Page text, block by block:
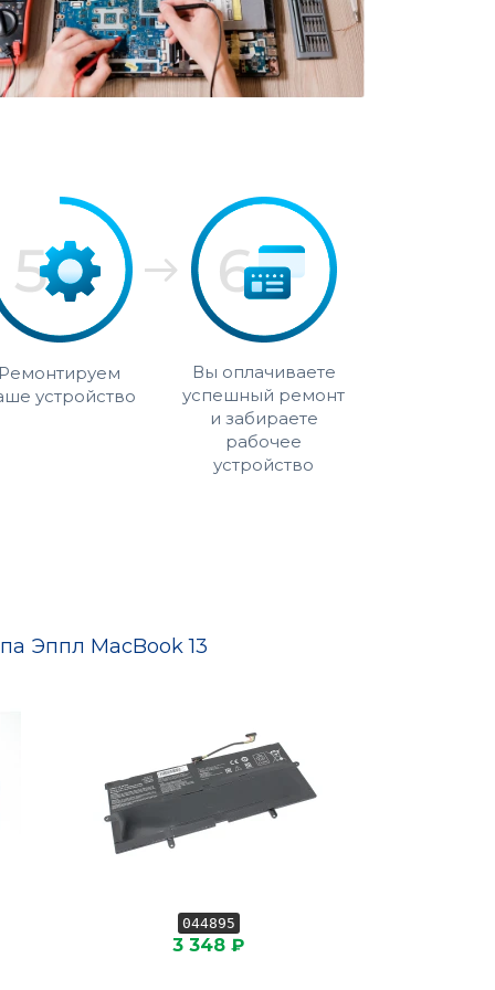
устройство
Вы оплачиваете
успешный ремонт
и забираете
рабочее
устройство
Эппл MacBook 13
044895
3 348 ₽